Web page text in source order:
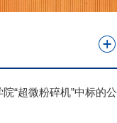
“超微粉碎机”中标的公